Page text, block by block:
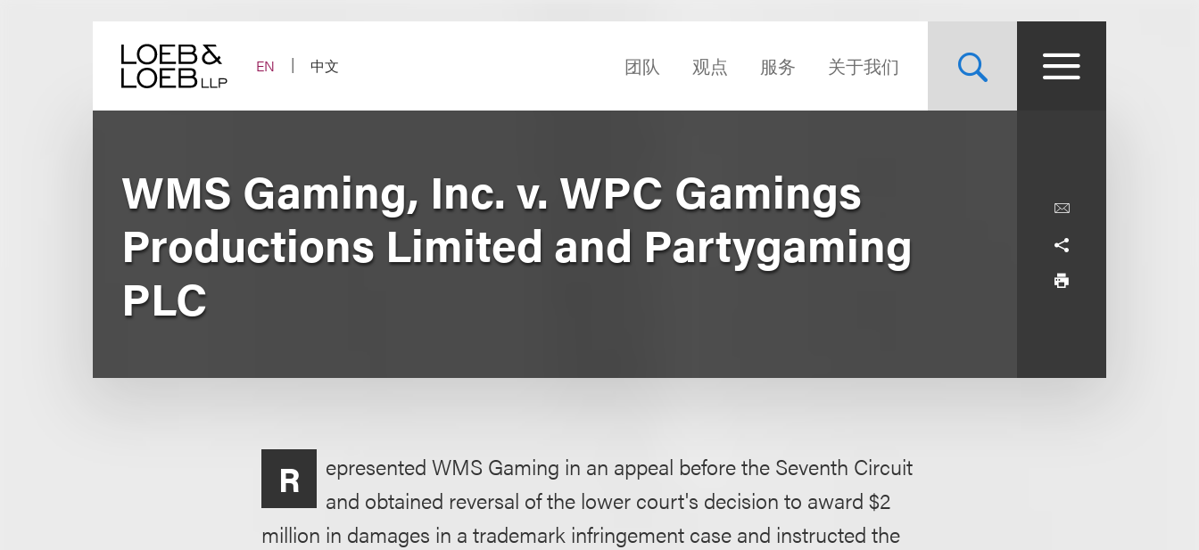
EN
中文 团队 观点 服务 关于我们
WMS Gaming, Inc. v. WPC Gamings
Productions Limited and Partygaming
PLC
R
epresented WMS Gaming in an appeal before the Seventh Circuit
and obtained reversal of the lower court's decision to award $2
million in damages in a trademark infringement case and instructed the